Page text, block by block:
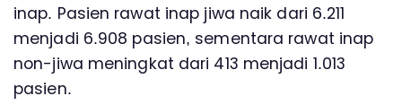
inap. Pasien rawat inap jiwa naik dari 6.211
menjadi 6.908 pasien, sementara rawat inap
non-jiwa meningkat dari 413 menjadi 1.013
pasien.